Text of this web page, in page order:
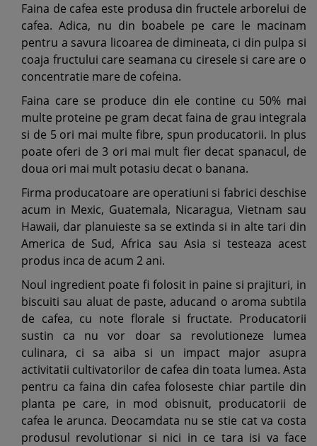
Faina de cafea este produsa din fructele arborelui de
cafea. Adica, nu din boabele pe care le macinam
pentru a savura licoarea de dimineata, ci din pulpa si
coaja fructului care seamana cu ciresele si care are o
concentratie mare de cofeina.
Faina care se produce din ele contine cu 50% mai
multe proteine pe gram decat faina de grau integrala
si de 5 ori mai multe fibre, spun producatorii. In plus
poate oferi de 3 ori mai mult fier decat spanacul, de
doua ori mai mult potasiu decat o banana.
Firma producatoare are operatiuni si fabrici deschise
acum in Mexic, Guatemala, Nicaragua, Vietnam sau
Hawaii, dar planuieste sa se extinda si in alte tari din
America de Sud, Africa sau Asia si testeaza acest
produs inca de acum 2 ani.
Noul ingredient poate fi folosit in paine si prajituri, in
biscuiti sau aluat de paste, aducand o aroma subtila
de cafea, cu note florale si fructate. Producatorii
sustin ca nu vor doar sa revolutioneze lumea
culinara, ci sa aiba si un impact major asupra
activitatii cultivatorilor de cafea din toata lumea. Asta
pentru ca faina din cafea foloseste chiar partile din
planta pe care, in mod obisnuit, producatorii de
cafea le arunca. Deocamdata nu se stie cat va costa
produsul revolutionar si nici in ce tara isi va face